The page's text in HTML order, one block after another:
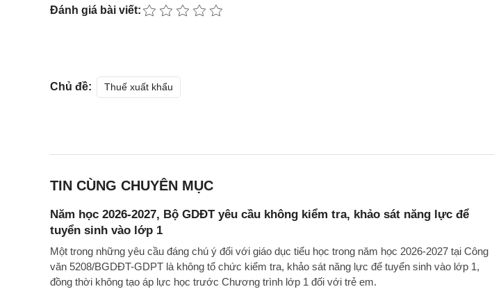
Đánh giá bài viết:
Chủ đề: Thuế xuất khẩu
TIN CÙNG CHUYÊN MỤC
Năm học 2026-2027, Bộ GDĐT yêu cầu không kiểm tra, khảo sát năng lực để
tuyển sinh vào lớp 1
Một trong những yêu cầu đáng chú ý đối với giáo dục tiểu học trong năm học 2026-2027 tại Công
văn 5208/BGDĐT-GDPT là không tổ chức kiểm tra, khảo sát năng lực để tuyển sinh vào lớp 1,
đồng thời không tạo áp lực học trước Chương trình lớp 1 đối với trẻ em.